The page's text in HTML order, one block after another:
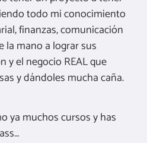
todo mi conocimiento
finanzas, comunicación
la mano a lograr sus
y el negocio REAL que
y dándoles mucha caña.
ya muchos cursos y has